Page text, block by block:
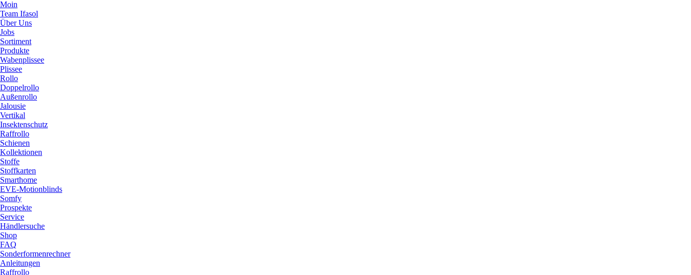
Moin
Team Ifasol
Über Uns
Jobs
Sortiment
Produkte
Wabenplissee
Plissee
Rollo
Doppelrollo
Außenrollo
Jalousie
Vertikal
Insektenschutz
Raffrollo
Schienen
Kollektionen
Stoffe
Stoffkarten
Smarthome
EVE-Motionblinds
Somfy
Prospekte
Service
Händlersuche
Shop
FAQ
Sonderformenrechner
Anleitungen
Raffrollo